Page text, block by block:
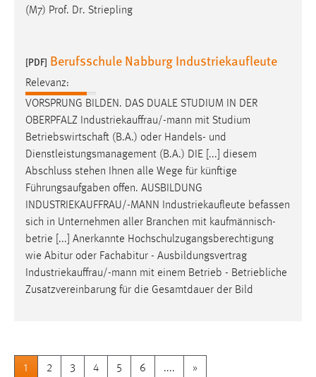
(M7) Prof. Dr. Striepling
[PDF] Berufsschule Nabburg Industriekaufleute
Relevanz:
VORSPRUNG BILDEN. DAS DUALE STUDIUM IN DER
OBERPFALZ Industriekauffrau/-mann mit Studium
Betriebswirtschaft (B.A.) oder Handels- und
Dienstleistungsmanagement (B.A.) DIE [...] diesem
Abschluss stehen Ihnen alle Wege für künftige
Führungsaufgaben offen. AUSBILDUNG
INDUSTRIEKAUFFRAU/-MANN Industriekaufleute befassen
sich in Unternehmen aller Branchen mit kaufmännisch-
betrie [...] Anerkannte Hochschulzugangsberechtigung
wie Abitur oder Fachabitur - Ausbildungsvertrag
Industriekauffrau/-mann mit einem Betrieb - Betriebliche
Zusatzvereinbarung für die Gesamtdauer der Bild
1 2 3 4 5 6 .... »